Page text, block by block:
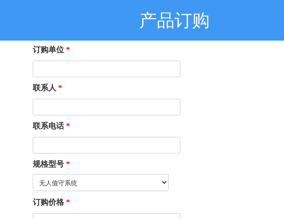
产品订购
订购单位 *
联系人 *
联系电话*
规格型号 *
订购价格 *